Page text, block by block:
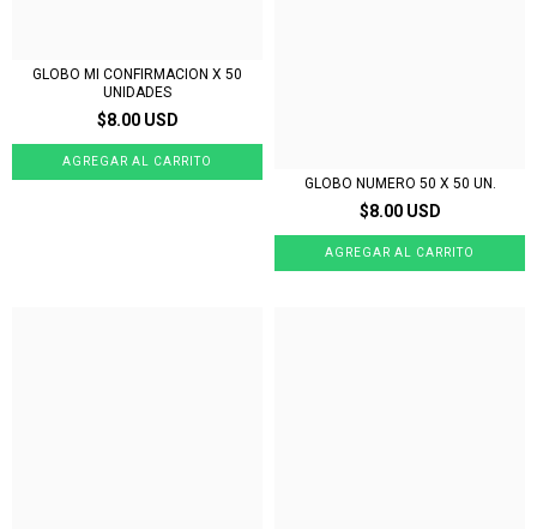
GLOBO MI CONFIRMACION X 50
UNIDADES
$8.00 USD
GLOBO NUMERO 50 X 50 UN.
$8.00 USD